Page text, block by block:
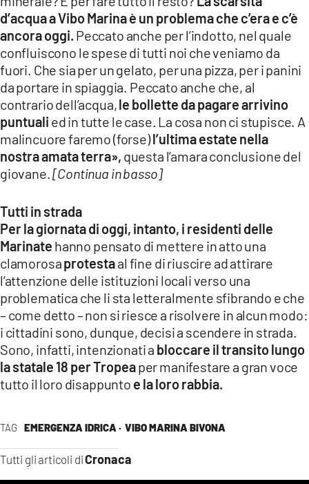
TAG EMERGENZA IDRICA · VIBO MARINA BIVONA
Tutti gli articoli diCronaca
d’acqua a Vibo Marina è un problema che c’era e c’è
ancora oggi. Peccato anche per l’indotto, nel quale
confluiscono le spese di tutti noi che veniamo da
fuori. Che sia per un gelato, per una pizza, per i panini
da portare in spiaggia. Peccato anche che, al
contrario dell’acqua,le bollette da pagare arrivino
puntuali ed in tutte le case. La cosa non ci stupisce. A
malincuore faremo (forse)l’ultima estate nella
nostra amata terra», questa l’amara conclusione del
giovane.[Continua in basso]
Tutti in strada
Per la giornata di oggi, intanto, i residenti delle
Marinate hanno pensato di mettere in atto una
clamorosaprotestaal fine di riuscire ad attirare
l’attenzione delle istituzioni locali verso una
problematica che li sta letteralmente sfibrando e che
– come detto – non si riesce a risolvere in alcun modo:
i cittadini sono, dunque, decisi a scendere in strada.
Sono, infatti, intenzionati a bloccare il transito lungo
la statale 18 per Tropeaper manifestare a gran voce
tutto il loro disappunto e la loro rabbia.